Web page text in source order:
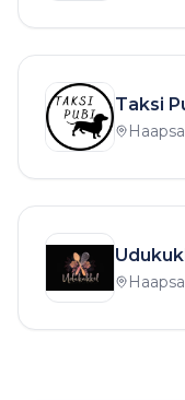
Taksi